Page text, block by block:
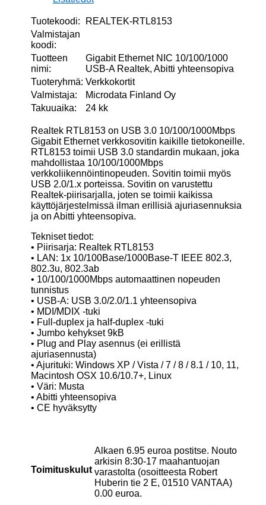
Tuotekoodi:
REALTEK-RTL8153
Valmistajan
koodi:
Tuotteen
nimi:
Gigabit Ethernet NIC 10/100/1000
USB-A Realtek, Abitti yhteensopiva
Tuoteryhmä: Verkkokortit
Valmistaja:
Microdata Finland Oy
Takuuaika:
24 kk
Realtek RTL8153 on USB 3.0 10/100/1000Mbps
Gigabit Ethernet verkkosovitin kaikille tietokoneille.
RTL8153 toimii USB 3.0 standardin mukaan, joka
mahdollistaa 10/100/1000Mbps
verkkoliikennöintinopeuden. Sovitin toimii myös
USB 2.0/1.x porteissa. Sovitin on varustettu
Realtek-piirisarjalla, joten se toimii kaikissa
käyttöjärjestelmissä ilman erillisiä ajuriasennuksia
ja on Abitti yhteensopiva.
Tekniset tiedot:
• Piirisarja: Realtek RTL8153
• LAN: 1x 10/100Base/1000Base-T IEEE 802.3,
802.3u, 802.3ab
• 10/100/1000Mbps automaattinen nopeuden
tunnistus
• USB-A: USB 3.0/2.0/1.1 yhteensopiva
• MDI/MDIX -tuki
• Full-duplex ja half-duplex -tuki
• Jumbo kehykset 9kB
• Plug and Play asennus (ei erillistä
ajuriasennusta)
• Ajurituki: Windows XP / Vista / 7 / 8 / 8.1 / 10, 11,
Macintosh OSX 10.6/10.7+, Linux
• Väri: Musta
• Abitti yhteensopiva
• CE hyväksytty
Toimituskulut
Alkaen 6.95 euroa postitse. Nouto
arkisin 8:30-17 maahantuojan
varastolta (osoitteesta Robert
Huberin tie 2 E, 01510 VANTAA)
0.00 euroa.